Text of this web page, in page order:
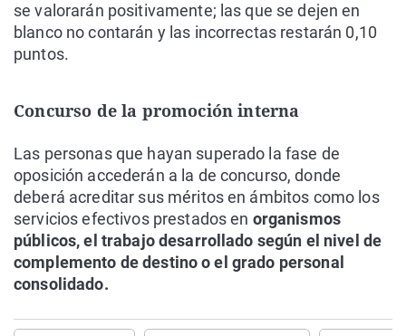
se valorarán positivamente; las que se dejen en
blanco no contarán y las incorrectas restarán 0,10
puntos.
Concurso de la promoción interna
Las personas que hayan superado la fase de
oposición accederán a la de concurso, donde
deberá acreditar sus méritos en ámbitos como los
servicios efectivos prestados en organismos
públicos, el trabajo desarrollado según el nivel de
complemento de destino o el grado personal
consolidado.